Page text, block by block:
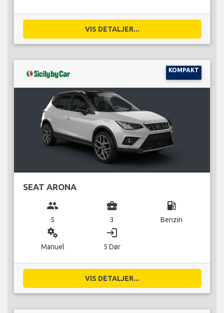
VIS DETALJER...
KOMPAKT
SEAT ARONA
group
5
business_center
3
local_gas_station
Benzin
miscellaneous_services
Manuel
login
5 Dør
VIS DETALJER...